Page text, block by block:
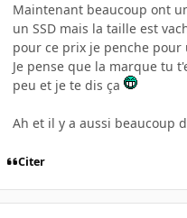
Maintenant beaucoup ont
un SSD mais la taille est
pour ce prix je penche pour
Je pense que la marque tu
peu et je te dis ça
Ah et il y a aussi beaucoup
Citer